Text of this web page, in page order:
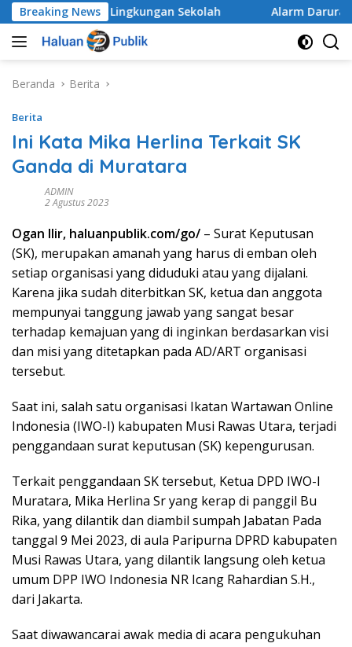
Langsung
ke
konten
Breaking News
di Lingkungan Sekolah Alarm Darurat Mutu
Beranda Berita
Berita
Ini Kata Mika Herlina Terkait SK
Ganda di Muratara
ADMIN
2 Agustus 2023
Ogan Ilir, haluanpublik.com/go/ – Surat Keputusan
(SK), merupakan amanah yang harus di emban oleh
setiap organisasi yang diduduki atau yang dijalani.
Karena jika sudah diterbitkan SK, ketua dan anggota
mempunyai tanggung jawab yang sangat besar
terhadap kemajuan yang di inginkan berdasarkan visi
dan misi yang ditetapkan pada AD/ART organisasi
tersebut.
Saat ini, salah satu organisasi Ikatan Wartawan Online
Indonesia (IWO-I) kabupaten Musi Rawas Utara, terjadi
penggandaan surat keputusan (SK) kepengurusan.
Terkait penggandaan SK tersebut, Ketua DPD IWO-I
Muratara, Mika Herlina Sr yang kerap di panggil Bu
Rika, yang dilantik dan diambil sumpah Jabatan Pada
tanggal 9 Mei 2023, di aula Paripurna DPRD kabupaten
Musi Rawas Utara, yang dilantik langsung oleh ketua
umum DPP IWO Indonesia NR Icang Rahardian S.H.,
dari Jakarta.
Saat diwawancarai awak media di acara pengukuhan